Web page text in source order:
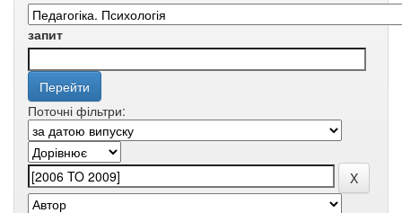
запит
Поточні фільтри: